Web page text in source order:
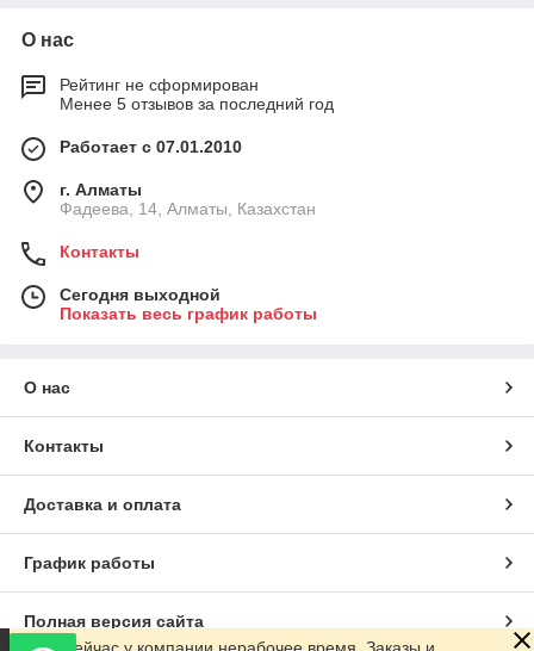
О нас
Рейтинг не сформирован
Менее 5 отзывов за последний год
Работает с 07.01.2010
г. Алматы
Фадеева, 14, Алматы, Казахстан
Контакты
Сегодня выходной
Показать весь график работы
О нас
Контакты
Доставка и оплата
График работы
Полная версия сайта